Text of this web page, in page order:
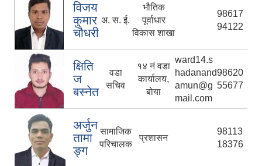
विजय
कुमार
चौधरी
अ. स. ई.
भौतिक
पूर्वाधार
विकास शाखा
98617
94122
क्षिति
ज
बस्नेत
वडा
सचिव
१४ नं वडा
कार्यालय,
बोया
ward14.s
hadanand
amun@g
mail.com
98620
55677
अर्जुन
तामा
ङ्ग
सामाजिक
परिचालक
प्रशासन
98113
18376